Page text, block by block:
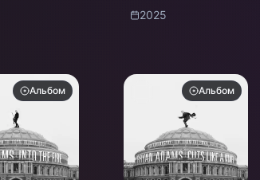
Edition)
2025
Альбом Альбом